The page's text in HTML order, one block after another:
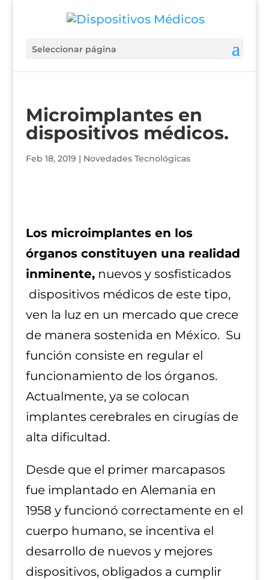
Seleccionar página
Microimplantes en
dispositivos médicos.
Feb 18, 2019 | Novedades Tecnológicas
Los microimplantes en los
órganos constituyen una realidad
inminente,nuevos y sosfisticados
dispositivos médicos de este tipo,
ven la luz en un mercado que crece
de manera sostenida en México. Su
función consiste en regular el
funcionamiento de los órganos.
Actualmente, ya se colocan
implantes cerebrales en cirugías de
alta dificultad.
Desde que el primer marcapasos
fue implantado en Alemania en
1958 y funcionó correctamente en el
cuerpo humano, se incentiva el
desarrollo de nuevos y mejores
dispositivos, obligados a cumplir